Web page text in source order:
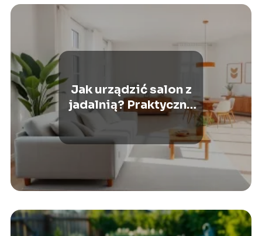
Jak urządzić salon z
jadalnią? Praktyczne
porady i inspiracje